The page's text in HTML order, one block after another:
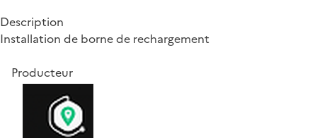
Description
Installation de borne de rechargement
Producteur